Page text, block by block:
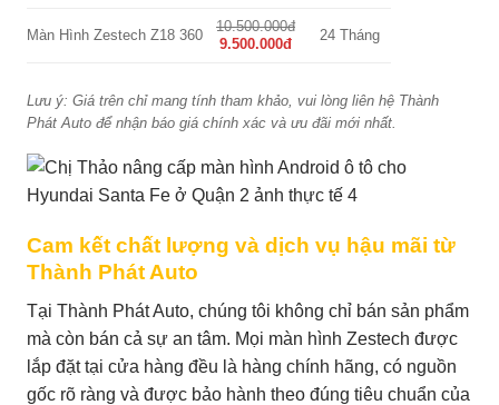
Màn Hình Zestech Z18 360
10.500.000đ
9.500.000đ
24 Tháng
Lưu ý: Giá trên chỉ mang tính tham khảo, vui lòng liên hệ Thành
Phát Auto để nhận báo giá chính xác và ưu đãi mới nhất.
Cam kết chất lượng và dịch vụ hậu mãi từ
Thành Phát Auto
Tại Thành Phát Auto, chúng tôi không chỉ bán sản phẩm
mà còn bán cả sự an tâm. Mọi màn hình Zestech được
lắp đặt tại cửa hàng đều là hàng chính hãng, có nguồn
gốc rõ ràng và được bảo hành theo đúng tiêu chuẩn của